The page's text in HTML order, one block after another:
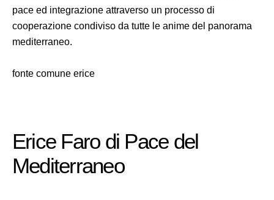
pace ed integrazione attraverso un processo di
cooperazione condiviso da tutte le anime del panorama
mediterraneo.
fonte comune erice
Erice Faro di Pace del
Mediterraneo